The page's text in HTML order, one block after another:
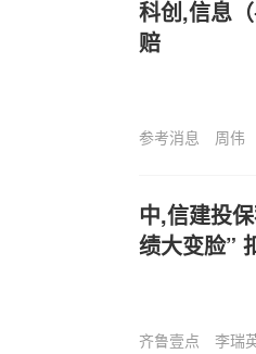
科创,信息
赔
参考消息 周伟
中,信建投
绩大变脸”
齐鲁壹点 李瑞